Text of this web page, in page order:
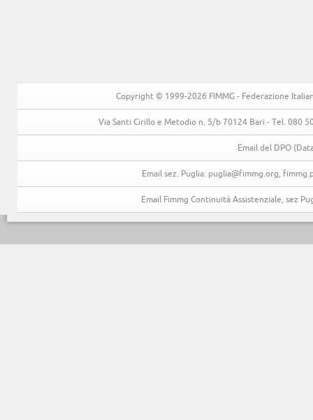
Copyright © 1999-2026 FIMMG - Federazione
Via Santi Cirillo e Metodio n. 5/b 70124 Bari - Tel. 080
Email del DPO
Email sez. Puglia: puglia@fimmg.org,
Email Fimmg Continuità Assistenziale, sez